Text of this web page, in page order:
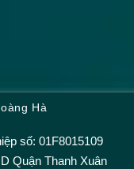
Hà
số: 01F8015109
Quận Thanh Xuân